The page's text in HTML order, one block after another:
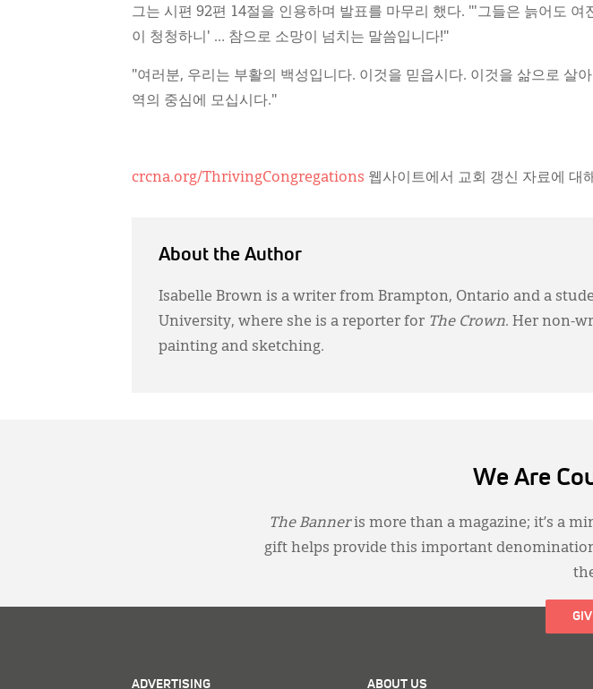
그는 시편 92편 14절을 인용하며 발표를 마무리 했다. "'그들은 늙어도 여
이 청청하니' … 참으로 소망이 넘치는 말씀입니다!"
"여러분, 우리는 부활의 백성입니다. 이것을 믿읍시다. 이것을 삶으로 살
역의 중심에 모십시다."
crcna.org/ThrivingCongregations 웹사이트에서 교회 갱신 자료에 대
About the Author
Isabelle Brown is a writer from Brampton, Ontario and a
University, where she is a reporter for The Crown. Her non-
painting and sketching.
We Are
The Banneris more than a magazine; it’s a
gift helps provide this important
ADVERTISING ABOUT US